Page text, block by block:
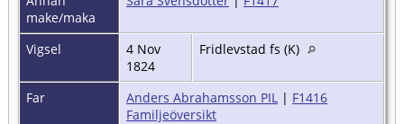
make/maka
Vigsel
4 Nov
1824
Fridlevstad fs (K)
Far Anders Abrahamsson PIL | F1416
Familjeöversikt